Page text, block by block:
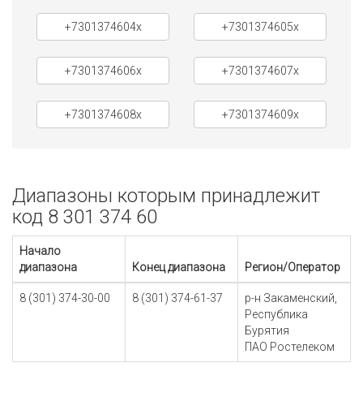
+7301374604x +7301374605x
+7301374606x +7301374607x
+7301374608x +7301374609x
Диапазоны которым принадлежит
код 8 301 374 60
Начало
диапазона
Конец диапазона Регион/Оператор
8 (301) 374-30-00 8 (301) 374-61-37
р-н Закаменский,
Республика
Бурятия
ПАО Ростелеком